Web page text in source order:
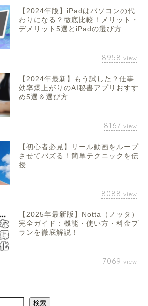
【2024年版】iPadはパソコンの代
わりになる？徹底比較！メリット・
デメリット5選とiPadの選び方
8958 view
【2024年最新】もう試した？仕事
効率爆上がりのAI秘書アプリおすす
め5選＆選び方
8167 view
【初心者必見】リール動画をループ
させてバズる！簡単テクニックを伝
授
8088 view
【2025年最新版】Notta（ノッタ）
完全ガイド：機能・使い方・料金プ
ランを徹底解説！
7069 view
検索